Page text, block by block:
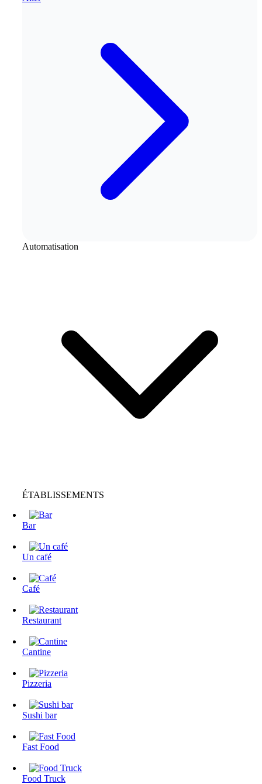
Automatisation
ÉTABLISSEMENTS
Bar
Un café
Café
Restaurant
Cantine
Pizzeria
Sushi bar
Fast Food
Food Truck